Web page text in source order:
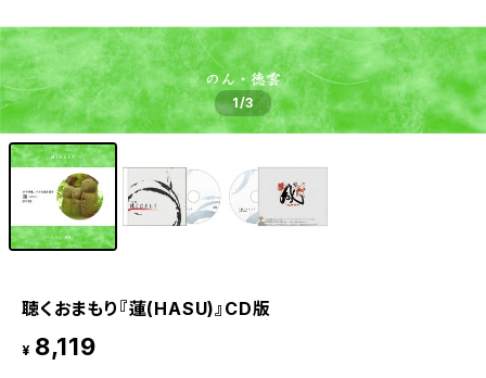
1/3
聴くおまもり『蓮(HASU)』CD版
¥ 8,119